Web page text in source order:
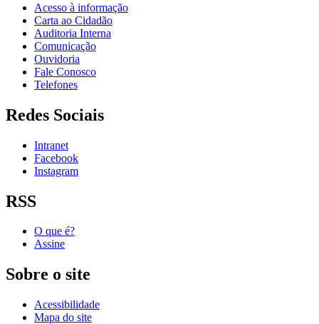
Acesso à informação
Carta ao Cidadão
Auditoria Interna
Comunicação
Ouvidoria
Fale Conosco
Telefones
Redes Sociais
Intranet
Facebook
Instagram
RSS
O que é?
Assine
Sobre o site
Acessibilidade
Mapa do site